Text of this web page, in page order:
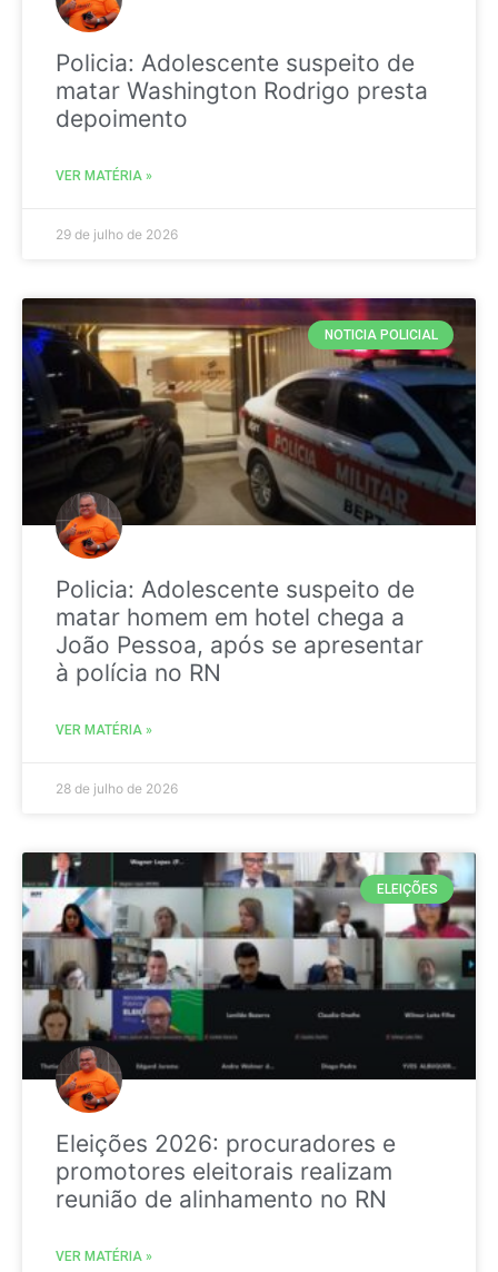
Policia: Adolescente suspeito de
matar Washington Rodrigo presta
depoimento
VER MATÉRIA »
29 de julho de 2026
NOTICIA POLICIAL
Policia: Adolescente suspeito de
matar homem em hotel chega a
João Pessoa, após se apresentar
à polícia no RN
VER MATÉRIA »
28 de julho de 2026
ELEIÇÕES
Eleições 2026: procuradores e
promotores eleitorais realizam
reunião de alinhamento no RN
VER MATÉRIA »